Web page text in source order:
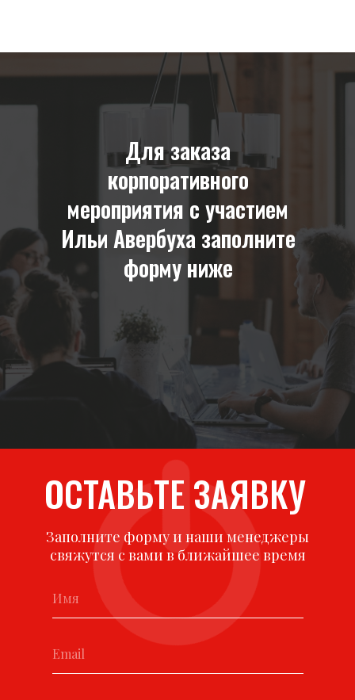
Для заказа
корпоративного
мероприятия с участием
Ильи Авербуха заполните
форму ниже
ОСТАВЬТЕ ЗАЯВКУ
Заполните форму и наши менеджеры
свяжутся с вами в ближайшее время